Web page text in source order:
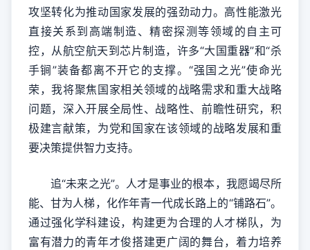
攻坚转化为推动国家发展的强劲动力。高性能激光
直接关系到高端制造、精密探测等领域的自主可
控，从航空航天到芯片制造，许多“大国重器”和“杀
手锏”装备都离不开它的支撑。“强国之光”使命光
荣，我将聚焦国家相关领域的战略需求和重大战略
问题，深入开展全局性、战略性、前瞻性研究，积
极建言献策，为党和国家在该领域的战略发展和重
要决策提供智力支持。
追“未来之光”。人才是事业的根本，我愿竭尽所
能、甘为人梯，化作年青一代成长路上的“铺路石”。
通过强化学科建设，构建更为合理的人才梯队，为
富有潜力的青年才俊搭建更广阔的舞台，着力培养